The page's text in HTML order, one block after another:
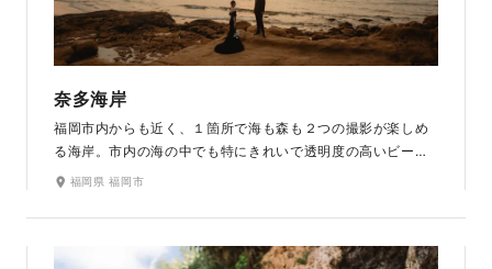
奈多海岸
福岡市内からも近く、１箇所で海も森も２つの撮影が楽しめ
る海岸。市内の海の中でも特にきれいで透明度の高いビーチ
です。 砂浜と青い海が広がる海岸では南国リゾートのような
ュエーションで撮影ができるのがポイント。サンセットも美
しいのでぜひご検討ください。
福岡県 福岡市